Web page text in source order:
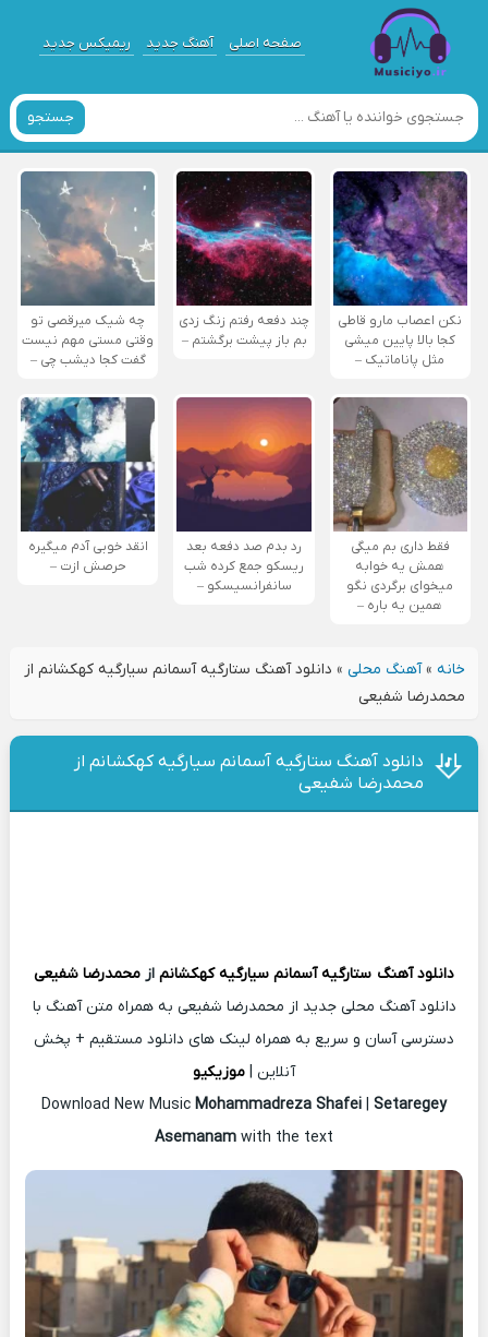
صفحه اصلی آهنگ جدید ریمیکس جدید
جستجو
نکن اعصاب مارو قاطی
کجا بالا پایین میشی
مثل پاناماتیک –
چند دفعه رفتم زنگ زدی
بم باز پیشت برگشتم –
چه شیک میرقصی تو
وقتی مستی مهم نیست
گفت کجا دیشب چی –
فقط داری بم میگی
همش یه خوابه
میخوای برگردی نگو
همین یه باره –
رد بدم صد دفعه بعد
ریسکو جمع کرده شب
سانفرانسیسکو –
انقد خوبی آدم میگیره
حرصش ازت –
خانه»آهنگ محلی» دانلود آهنگ ستارگیه آسمانم سیارگیه کهکشانم از
محمدرضا شفیعی
دانلود آهنگ ستارگیه آسمانم سیارگیه کهکشانم از
محمدرضا شفیعی
دانلود آهنگ ستارگیه آسمانم سیارگیه کهکشانم از محمدرضا شفیعی
دانلود آهنگ محلی جدید از محمدرضا شفیعی به همراه متن آهنگ با
دسترسی آسان و سریع به همراه لینک های دانلود مستقیم + پخش
آنلاین | موزیکیو
Download New Music Mohammadreza Shafei | Setaregey
Asemanam with the text